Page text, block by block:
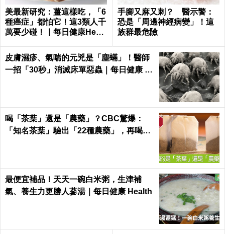
美最新研究：薑這樣吃，「6
種癌症」都怕它！這3類人千
萬要少碰！｜每日健康Healt
手腳又麻又刺？ 醫示警：
恐是「周邊神經病變」！這
族群最危險
皮膚濕疹、氣喘的元兇是「塵蟎」！醫師
一招「30秒」消滅床單惡蟲｜每日健康 H
喝「茶葉」還是「農藥」？CBC驚爆：
「知名茶葉」驗出「22種農藥」，再喝癌
最便宜補品！天天一碗白米粥，生津補
氣、養生力更勝人蔘湯｜每日健康 Health